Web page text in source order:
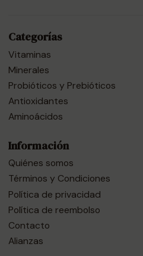
Categorías
Vitaminas
Minerales
Probióticos y Prebióticos
Antioxidantes
Aminoácidos
Información
Quiénes somos
Términos y Condiciones
Política de privacidad
Política de reembolso
Contacto
Alianzas